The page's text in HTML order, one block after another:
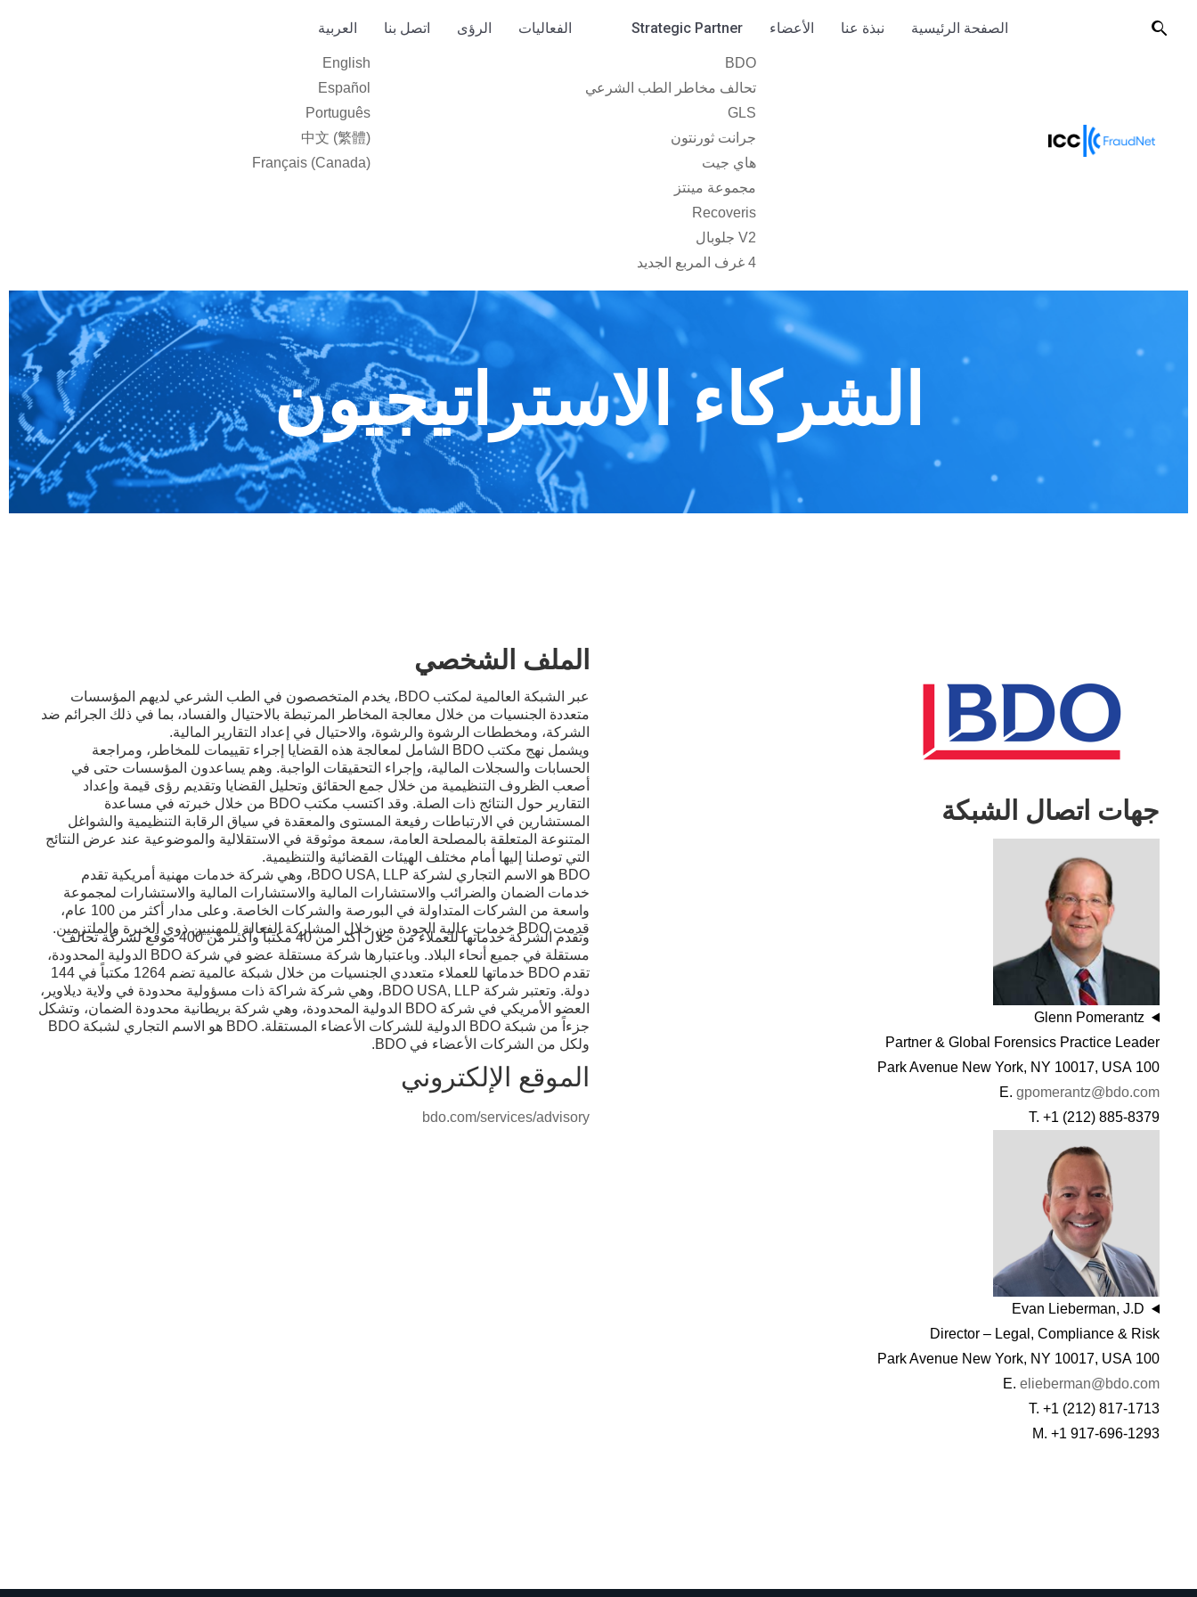
الصفحة الرئيسية نبذة عنا الأعضاء Strategic Partner
BDO
تحالف مخاطر الطب الشرعي
GLS
جرانت ثورنتون
هاي جيت
مجموعة مينتز
Recoveris
V2 جلوبال
4 غرف المربع الجديد
الفعاليات الرؤى اتصل بنا العربية‏
English
Español
Português
中文 (繁體)
Français (Canada)
الشركاء الاستراتيجيون
جهات اتصال الشبكة
Glenn Pomerantz
Partner & Global Forensics Practice Leader
100 Park Avenue New York, NY 10017, USA
E. gpomerantz@bdo.com
T. +1 (212) 885-8379
Evan Lieberman, J.D
Director – Legal, Compliance & Risk
100 Park Avenue New York, NY 10017, USA
E. elieberman@bdo.com
T. +1 (212) 817-1713
M. +1 917-696-1293
الملف الشخصي
عبر الشبكة العالمية لمكتب BDO، يخدم المتخصصون في الطب الشرعي لديهم المؤسسات
متعددة الجنسيات من خلال معالجة المخاطر المرتبطة بالاحتيال والفساد، بما في ذلك الجرائم ضد
الشركة، ومخططات الرشوة والرشوة، والاحتيال في إعداد التقارير المالية.
ويشمل نهج مكتب BDO الشامل لمعالجة هذه القضايا إجراء تقييمات للمخاطر، ومراجعة
الحسابات والسجلات المالية، وإجراء التحقيقات الواجبة. وهم يساعدون المؤسسات حتى في
أصعب الظروف التنظيمية من خلال جمع الحقائق وتحليل القضايا وتقديم رؤى قيمة وإعداد
التقارير حول النتائج ذات الصلة. وقد اكتسب مكتب BDO من خلال خبرته في مساعدة
المستشارين في الارتباطات رفيعة المستوى والمعقدة في سياق الرقابة التنظيمية والشواغل
المتنوعة المتعلقة بالمصلحة العامة، سمعة موثوقة في الاستقلالية والموضوعية عند عرض النتائج
التي توصلنا إليها أمام مختلف الهيئات القضائية والتنظيمية.
BDO هو الاسم التجاري لشركة BDO USA, LLP، وهي شركة خدمات مهنية أمريكية تقدم
خدمات الضمان والضرائب والاستشارات المالية والاستشارات المالية والاستشارات لمجموعة
واسعة من الشركات المتداولة في البورصة والشركات الخاصة. وعلى مدار أكثر من 100 عام،
قدمت BDO خدمات عالية الجودة من خلال المشاركة الفعالة للمهنيين ذوي الخبرة والملتزمين.
وتقدم الشركة خدماتها للعملاء من خلال أكثر من 40 مكتباً وأكثر من 400 موقع لشركة تحالف
مستقلة في جميع أنحاء البلاد. وباعتبارها شركة مستقلة عضو في شركة BDO الدولية المحدودة،
تقدم BDO خدماتها للعملاء متعددي الجنسيات من خلال شبكة عالمية تضم 1264 مكتباً في 144
دولة. وتعتبر شركة BDO USA, LLP، وهي شركة شراكة ذات مسؤولية محدودة في ولاية ديلاوير،
العضو الأمريكي في شركة BDO الدولية المحدودة، وهي شركة بريطانية محدودة الضمان، وتشكل
جزءاً من شبكة BDO الدولية للشركات الأعضاء المستقلة. BDO هو الاسم التجاري لشبكة BDO
ولكل من الشركات الأعضاء في BDO.
الموقع الإلكتروني
bdo.com/services/advisory